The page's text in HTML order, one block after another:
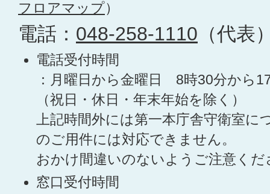
フロアマップ）
電話： 048-258-1110 （代表
電話受付時間
：月曜日から金曜日 8時30分から
（祝日・休日・年末年始を除く）
上記時間外には第一本庁舎守衛室に
のご用件には対応できません。
おかけ間違いのないようご注意くだ
窓口受付時間